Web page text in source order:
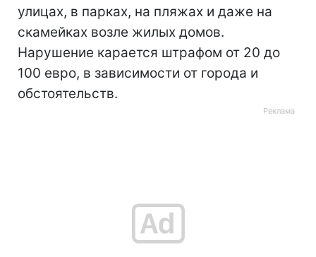
улицах, в парках, на пляжах и даже на
скамейках возле жилых домов.
Нарушение карается штрафом от 20 до
100 евро, в зависимости от города и
обстоятельств.